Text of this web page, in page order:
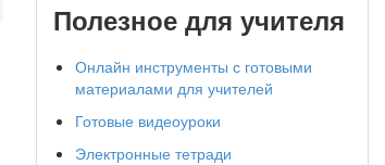
Полезное для учителя
Онлайн инструменты с готовыми
материалами для учителей
Готовые видеоуроки
Электронные тетради